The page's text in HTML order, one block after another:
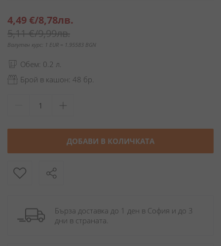
Специална
цена
4,49 €/8,78лв.
5,11 €/9,99лв.
Валутен курс: 1 EUR = 1.95583 BGN
Обем: 0.2 л.
Брой в кашон: 48 бр.
ДОБАВИ В КОЛИЧКАТА
Бърза доставка до 1 ден в София и до 3
дни в страната.